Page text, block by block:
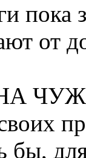
от
НА
бы,